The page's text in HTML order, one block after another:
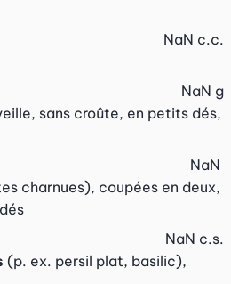
NaN c.c.
sans croûte, en petits dés,
NaN g
charnues), coupées en deux,
NaN
(p. ex. persil plat, basilic),
NaN c.s.